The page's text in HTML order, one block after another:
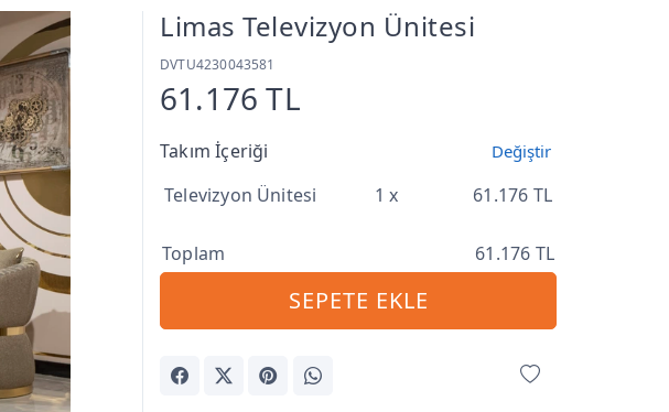
Limas Televizyon Ünitesi
DVTU4230043581
61.176 TL
Takım İçeriği Değiştir
Televizyon Ünitesi 1 x 61.176 TL
Toplam 61.176 TL
SEPETE EKLE